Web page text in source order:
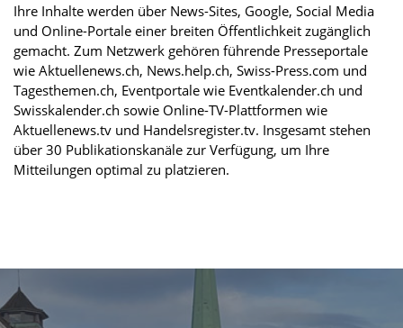
Ihre Inhalte werden über News-Sites, Google, Social Media
und Online-Portale einer breiten Öffentlichkeit zugänglich
gemacht. Zum Netzwerk gehören führende Presseportale
wie Aktuellenews.ch, News.help.ch, Swiss-Press.com und
Tagesthemen.ch, Eventportale wie Eventkalender.ch und
Swisskalender.ch sowie Online-TV-Plattformen wie
Aktuellenews.tv und Handelsregister.tv. Insgesamt stehen
über 30 Publikationskanäle zur Verfügung, um Ihre
Mitteilungen optimal zu platzieren.